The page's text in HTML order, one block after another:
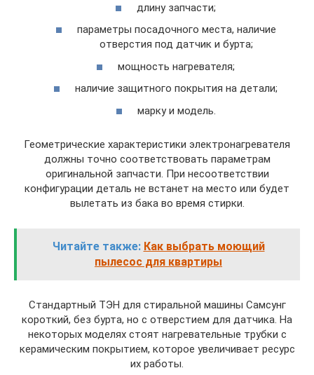
длину запчасти;
параметры посадочного места, наличие
отверстия под датчик и бурта;
мощность нагревателя;
наличие защитного покрытия на детали;
марку и модель.
Геометрические характеристики электронагревателя
должны точно соответствовать параметрам
оригинальной запчасти. При несоответствии
конфигурации деталь не встанет на место или будет
вылетать из бака во время стирки.
Читайте также: Как выбрать моющий
пылесос для квартиры
Стандартный ТЭН для стиральной машины Самсунг
короткий, без бурта, но с отверстием для датчика. На
некоторых моделях стоят нагревательные трубки с
керамическим покрытием, которое увеличивает ресурс
их работы.